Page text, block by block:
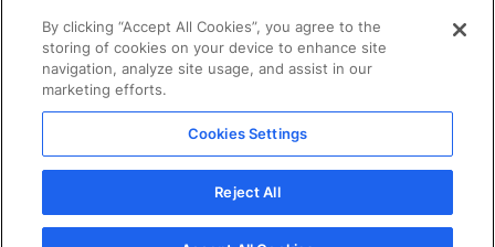
言語
日本語
© 2026 Docker Inc.全著作権所有
利用規約(英語)
プライバシー
Cookies Settings
By clicking “Accept All Cookies”, you agree to the
storing of cookies on your device to enhance site
navigation, analyze site usage, and assist in our
marketing efforts.
Cookies Settings
Reject All